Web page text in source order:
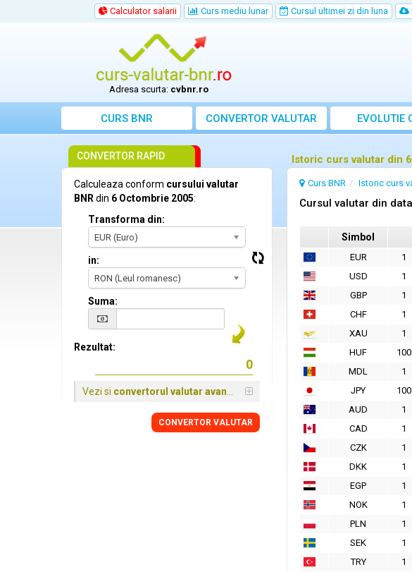
Calculator salarii Curs mediu lunar Cursul ultimei zi din luna
Adresa scurta: cvbnr.ro
CURS BNR CONVERTOR VALUTAR EVOLUTIE
Istoric curs valutar din
Curs BNR Istoric curs
Cursul valutar din
Simbol
EUR 1
USD
1
GBP
1
CHF
1
XAU
1
HUF
100
MDL
1
JPY
100
AUD
1
CAD
1
CZK
1
DKK
1
EGP
1
NOK
1
PLN
1
SEK
1
TRY
1
CONVERTOR RAPID
Calculeaza conform cursului valutar
BNR din 6 Octombrie 2005:
Transforma din:
EUR (Euro)
in:
RON (Leul romanesc)
Suma:
Rezultat:
Vezi si convertorul valutar avansat
CONVERTOR VALUTAR